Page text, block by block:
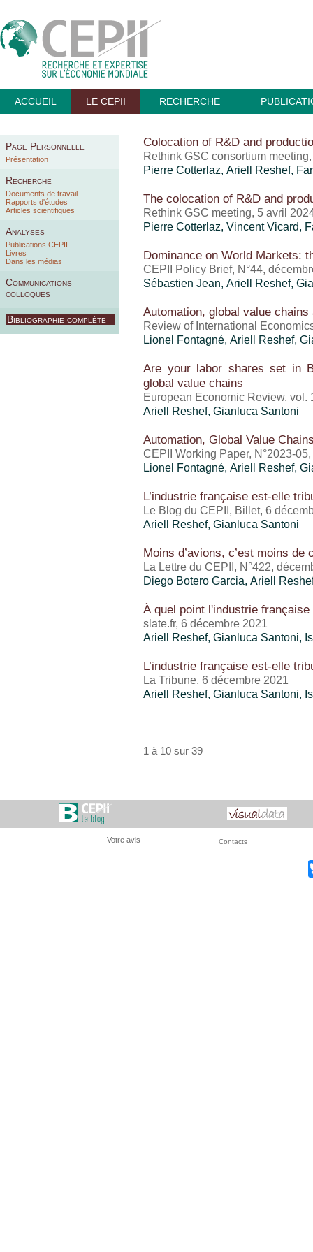
ACCUEIL LE CEPII RECHERCHE
Page Personnelle
Présentation
Recherche
Documents de travail
Rapports d'études
Articles scientifiques
Analyses
Publications CEPII
Livres
Dans les médias
Communications
colloques
Bibliographie complète
Colocation of R&D and
Rethink GSC consortium
Pierre Cotterlaz, Ariell Reshef,
The colocation of R&D and
Rethink GSC meeting, 5 avril
Pierre Cotterlaz, Vincent Vicard,
Dominance on World Markets:
CEPII Policy Brief, N°44,
Sébastien Jean, Ariell Reshef,
Automation, global value
Review of International
Lionel Fontagné, Ariell Reshef,
Are your labor shares set in
global value chains
European Economic Review, vol.
Ariell Reshef, Gianluca Santoni
Automation, Global Value
CEPII Working Paper, N°2023-
Lionel Fontagné, Ariell Reshef,
L’industrie française est-elle
Le Blog du CEPII, Billet, 6
Ariell Reshef, Gianluca Santoni
Moins d’avions, c’est moins de
La Lettre du CEPII, N°422,
Diego Botero Garcia, Ariell
À quel point l'industrie
slate.fr, 6 décembre 2021
Ariell Reshef, Gianluca Santoni,
L’industrie française est-elle
La Tribune, 6 décembre 2021
Ariell Reshef, Gianluca Santoni,
1 à 10 sur 39
Votre avis Contacts